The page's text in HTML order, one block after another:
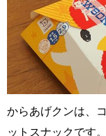
からあげクンは、
ットスナックです